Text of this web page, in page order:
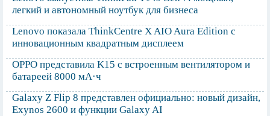
легкий и автономный ноутбук для бизнеса
Lenovo показала ThinkCentre X AIO Aura Edition с
инновационным квадратным дисплеем
OPPO представила K15 с встроенным вентилятором и
батареей 8000 мА·ч
Galaxy Z Flip 8 представлен официально: новый дизайн,
Exynos 2600 и функции Galaxy AI